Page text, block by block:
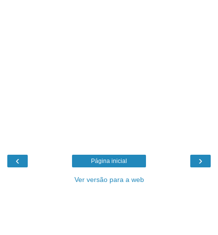
‹ ›
Página inicial
Ver versão para a web